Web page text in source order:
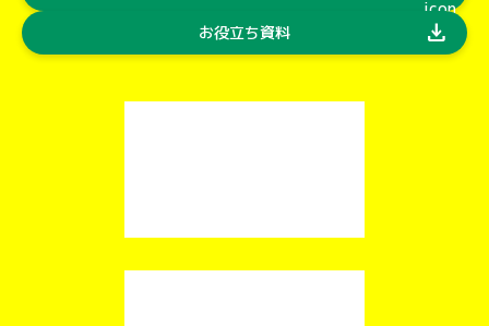
お役立ち資料 download